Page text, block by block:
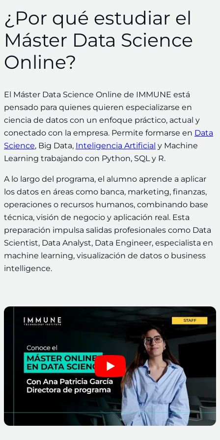
¿Por qué estudiar el
Máster Data Science
Online?
El Máster Data Science Online de IMMUNE está
pensado para quienes quieren especializarse en
ciencia de datos con un enfoque práctico, actual y
conectado con la empresa. Permite formarse en Data
Science, Big Data, Inteligencia Artificial y Machine
Learning trabajando con Python, SQL y R.
A lo largo del programa, el alumno aprende a aplicar
los datos en áreas como banca, marketing, finanzas,
operaciones o recursos humanos, combinando base
técnica, visión de negocio y aplicación real. Esta
preparación impulsa salidas profesionales como Data
Scientist, Data Analyst, Data Engineer, especialista en
machine learning, visualización de datos o business
intelligence.